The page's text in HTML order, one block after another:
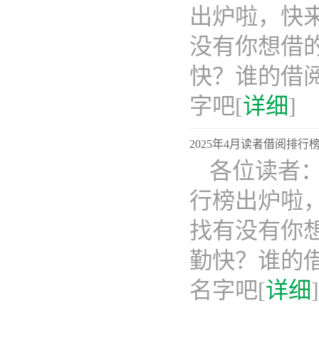
出炉啦，快
没有你想借
快？谁的借
字吧[详细]
2025年4月读者借阅排行
各位读者
行榜出炉啦
找有没有你
勤快？谁的
名字吧[详细]